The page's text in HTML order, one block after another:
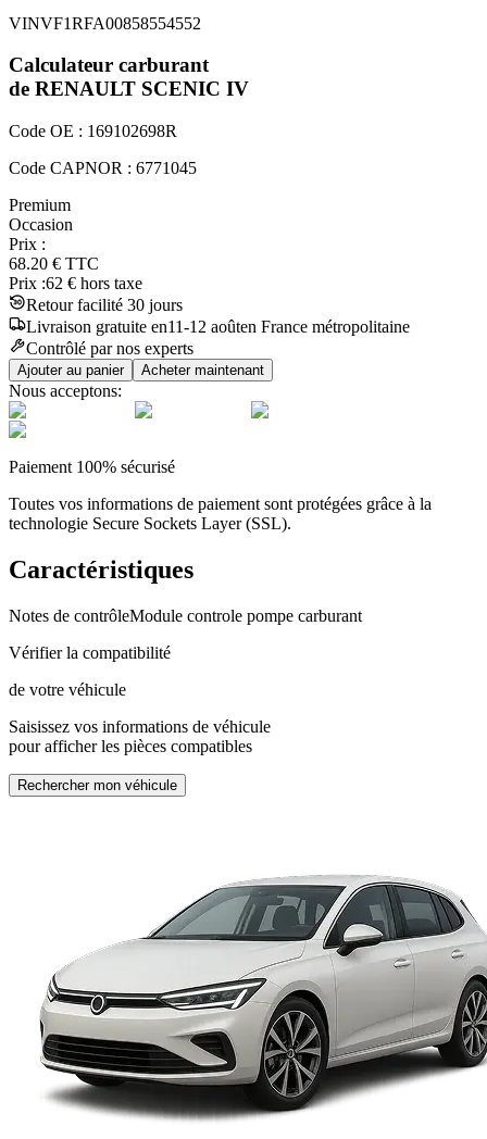
VINVF1RFA00858554552
Calculateur carburant
de RENAULT SCENIC IV
Code OE : 169102698R
Code CAPNOR : 6771045
Premium
Occasion
Prix :
68.20 € TTC
Prix :62 € hors taxe
Retour facilité 30 jours
Livraison gratuite en11-12 aoûten France métropolitaine
Contrôlé par nos experts
Ajouter au panier Acheter maintenant
Nous acceptons:
Paiement 100% sécurisé
Toutes vos informations de paiement sont protégées grâce à la
technologie Secure Sockets Layer (SSL).
Caractéristiques
Notes de contrôleModule controle pompe carburant
Vérifier la compatibilité
de votre véhicule
Saisissez vos informations de véhicule
pour afficher les pièces compatibles
Rechercher mon véhicule